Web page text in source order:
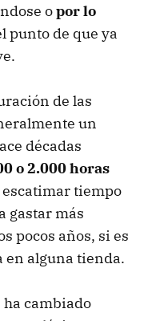
opor lo
punto de que ya
de las
un
décadas
o 2.000 horas
escatimar tiempo
gastar más
pocos años, si es
en alguna tienda.
cambiado